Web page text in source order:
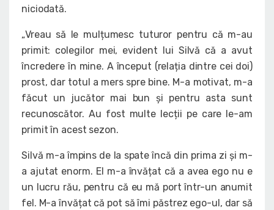
niciodată.
„Vreau să le mulțumesc tuturor pentru că m-au
primit: colegilor mei, evident lui Silvă că a avut
încredere în mine. A început (relația dintre cei doi)
prost, dar totul a mers spre bine. M-a motivat, m-a
făcut un jucător mai bun și pentru asta sunt
recunoscător. Au fost multe lecții pe care le-am
primit în acest sezon.
Silvă m-a împins de la spate încă din prima zi și m-
a ajutat enorm. El m-a învățat că a avea ego nu e
un lucru rău, pentru că eu mă port într-un anumit
fel. M-a învățat că pot să îmi păstrez ego-ul, dar să